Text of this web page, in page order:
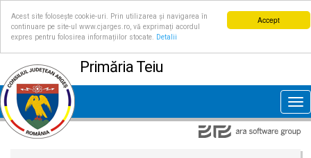
Accept
Acest site folosește cookie-uri. Prin utilizarea și navigarea în
continuare pe site-ul www.cjarges.ro, vă exprimați acordul
expres pentru folosirea informațiilor stocate.
Detalii
Primăria Teiu